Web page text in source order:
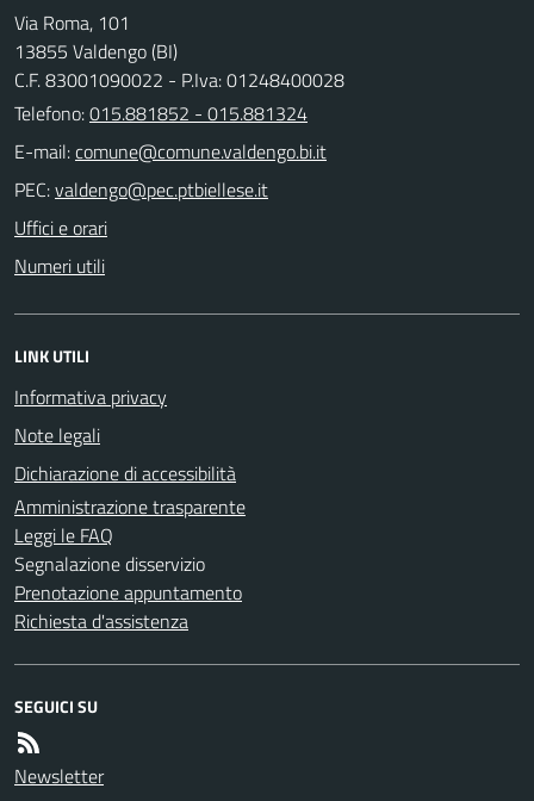
Via Roma, 101
13855 Valdengo (BI)
C.F. 83001090022 - P.Iva: 01248400028
Telefono:015.881852 - 015.881324
E-mail:
PEC:
Uffici e orari
Numeri utili
LINK UTILI
Informativa privacy
Note legali
Dichiarazione di accessibilità
Amministrazione trasparente
Leggi le FAQ
Segnalazione disservizio
Prenotazione appuntamento
Richiesta d'assistenza
SEGUICI SU
Newsletter